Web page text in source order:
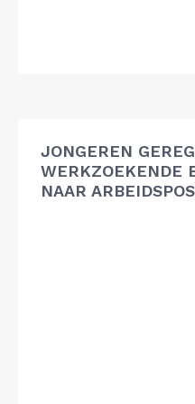
JONGEREN
WERKZOEKENDE
NAAR